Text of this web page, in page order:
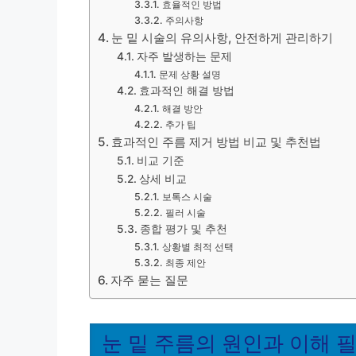
효율적인 방법
주의사항
눈 밑 시술의 유의사항, 안전하게 관리하기
자주 발생하는 문제
문제 상황 설명
효과적인 해결 방법
해결 방안
추가 팁
효과적인 주름 제거 방법 비교 및 추천법
비교 기준
상세 비교
보톡스 시술
필러 시술
종합 평가 및 추천
상황별 최적 선택
최종 제안
자주 묻는 질문
눈 밑 주름의 원인과 이해